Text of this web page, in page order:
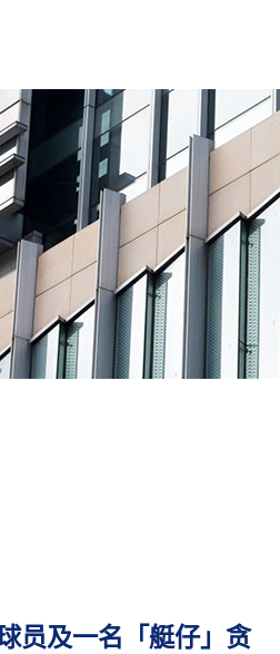
员及一名「艇仔」贪